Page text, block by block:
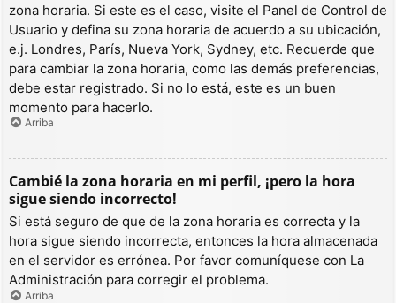
zona horaria. Si este es el caso, visite el Panel de Control de
Usuario y defina su zona horaria de acuerdo a su ubicación,
e.j. Londres, París, Nueva York, Sydney, etc. Recuerde que
para cambiar la zona horaria, como las demás preferencias,
debe estar registrado. Si no lo está, este es un buen
momento para hacerlo.
Arriba
Cambié la zona horaria en mi perfil, ¡pero la hora
sigue siendo incorrecto!
Si está seguro de que de la zona horaria es correcta y la
hora sigue siendo incorrecta, entonces la hora almacenada
en el servidor es errónea. Por favor comuníquese con La
Administración para corregir el problema.
Arriba